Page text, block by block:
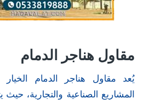
مقاول هناجر الدمام
يُعد مقاول هناجر الدمام
المشاريع الصناعية والتجارية، حيث